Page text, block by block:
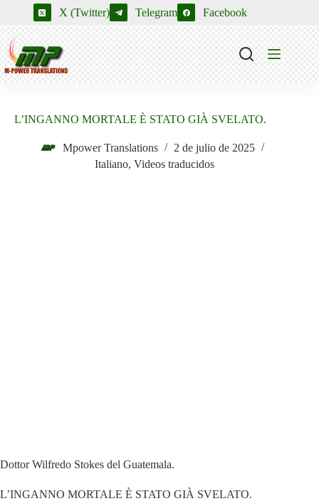
contenido
X (Twitter) Telegram Facebook
L’INGANNO MORTALE È STATO GIÀ SVELATO.
Mpower Translations
2 de julio de 2025
Italiano,Videos traducidos
Dottor Wilfredo Stokes del Guatemala.
L’INGANNO MORTALE È STATO GIÀ SVELATO.